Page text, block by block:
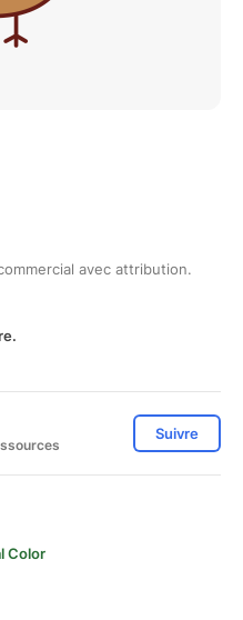
avec attribution.
Suivre
Color